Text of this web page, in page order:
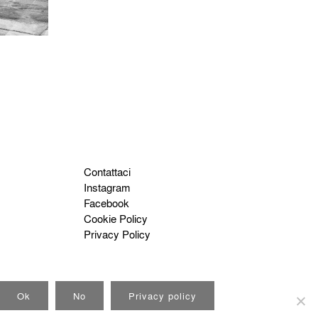
Contattaci
Instagram
Facebook
Cookie Policy
Privacy Policy
Ok No Privacy policy